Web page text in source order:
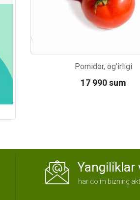
Pomidor, og'irligi
17 990 sum
Yangiliklar
har doim bizning